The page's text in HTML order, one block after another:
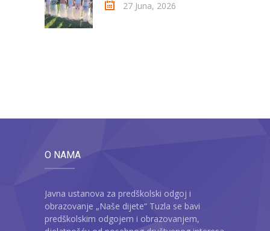
27 Juna, 2026
O NAMA
Javna ustanova za predškolski odgoj i
obrazovanje „Naše dijete“ Tuzla se bavi
predškolskim odgojem i obrazovanjem,